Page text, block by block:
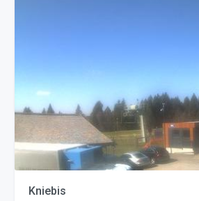
Kniebis